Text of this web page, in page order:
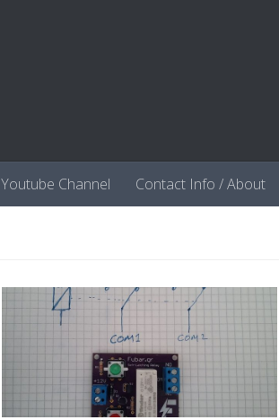
Youtube Channel Contact Info / About